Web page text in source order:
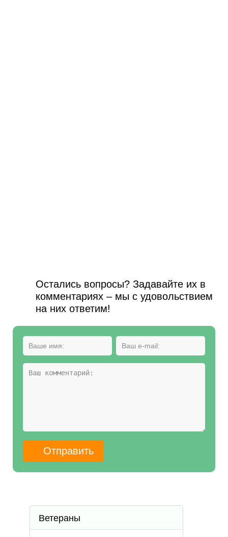
Остались вопросы? Задавайте их в
комментариях – мы с удовольствием
на них ответим!
Ветераны